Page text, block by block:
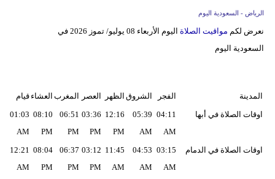
مدوَّنات
أبراج
الرياض - السعودية اليوم
نعرض لكم مواقيت الصلاة
اليوم الأربعاء 08 يوليو/ تموز 2026 في
السعودية اليوم
المدينة الفجر الشروق الظهر العصر المغرب العشاء قيام‏
اوقات الصلاة في أبها
04:11
AM
05:39
AM
12:16
PM
03:36
PM
06:51
PM
08:10
PM
01:03
AM
اوقات الصلاة في الدمام
03:15
AM
04:53
AM
11:45
AM
03:12
PM
06:37
PM
08:04
PM
12:21
AM